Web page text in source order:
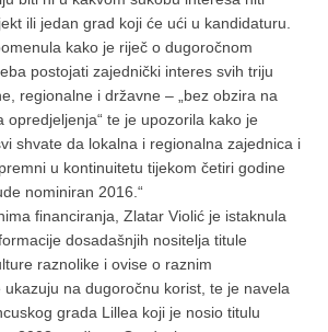
ili jedan grad koji će ući u kandidaturu.
kako je riječ o dugoročnom
postojati zajednički interes svih triju
regionalne i državne – „bez obzira na
opredjeljenja“ te je upozorila kako je
shvate da lokalna i regionalna zajednica i
u kontinuitetu tijekom četiri godine
nominiran 2016.“
financiranja, Zlatar Violić je istaknula
dosadašnjih nositelja titule
raznolike i ovise o raznim
ukazuju na dugoročnu korist, te je navela
grada Lillea koji je nosio titulu